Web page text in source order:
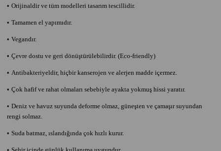
• Orijinaldir ve tüm modelleri tasarım tescillidir.
• Tamamen el yapımıdır.
• Vegandır.
• Çevre dostu ve geri dönüştürülebilirdir. (Eco-friendly)
• Antibakteriyeldir, hiçbir kanserojen ve alerjen madde içermez.
• Çok hafif ve rahat olmaları sebebiyle ayakta yokmuş hissi yaratır.
• Deniz ve havuz suyunda deforme olmaz, güneşten ve çamaşır suyundan
rengi solmaz.
• Suda batmaz, ıslandığında çok hızlı kurur.